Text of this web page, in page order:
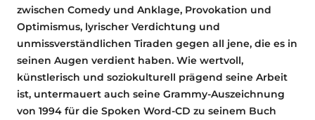
zwischen Comedy und Anklage, Provokation und
Optimismus, lyrischer Verdichtung und
unmissverständlichen Tiraden gegen all jene, die es in
seinen Augen verdient haben. Wie wertvoll,
künstlerisch und soziokulturell prägend seine Arbeit
ist, untermauert auch seine Grammy-Auszeichnung
von 1994 für die Spoken Word-CD zu seinem Buch